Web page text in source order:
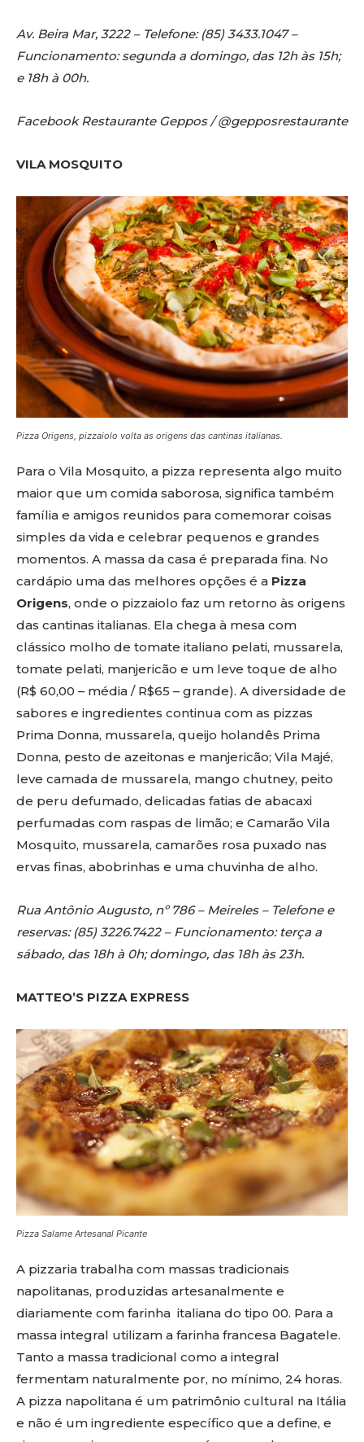
Av. Beira Mar, 3222 – Telefone: (85) 3433.1047 –
Funcionamento: segunda a domingo, das 12h às 15h;
e 18h à 00h.
Facebook Restaurante Geppos / @gepposrestaurante
VILA MOSQUITO
Pizza Origens, pizzaiolo volta as origens das cantinas italianas.
Para o Vila Mosquito, a pizza representa algo muito
maior que um comida saborosa, significa também
família e amigos reunidos para comemorar coisas
simples da vida e celebrar pequenos e grandes
momentos. A massa da casa é preparada fina. No
cardápio uma das melhores opções é a Pizza
Origens, onde o pizzaiolo faz um retorno às origens
das cantinas italianas. Ela chega à mesa com
clássico molho de tomate italiano pelati, mussarela,
tomate pelati, manjericão e um leve toque de alho
(R$ 60,00 – média / R$65 – grande). A diversidade de
sabores e ingredientes continua com as pizzas
Prima Donna, mussarela, queijo holandês Prima
Donna, pesto de azeitonas e manjericão; Vila Majé,
leve camada de mussarela, mango chutney, peito
de peru defumado, delicadas fatias de abacaxi
perfumadas com raspas de limão; e Camarão Vila
Mosquito, mussarela, camarões rosa puxado nas
ervas finas, abobrinhas e uma chuvinha de alho.
Rua Antônio Augusto, nº 786 – Meireles – Telefone e
reservas: (85) 3226.7422 – Funcionamento: terça a
sábado, das 18h à 0h; domingo, das 18h às 23h.
MATTEO’S PIZZA EXPRESS
Pizza Salame Artesanal Picante
A pizzaria trabalha com massas tradicionais
napolitanas, produzidas artesanalmente e
diariamente com farinha italiana​ do tipo 00. Para a
massa integral utilizam a farinha francesa Bagatele.​ ​
Tanto a massa tradicional como a integral
fermentam ​naturalmente ​por, no mínimo, 24 horas.
A pizza napolitana é um patrimônio cultural na Itália
e não é um ingrediente específico que a define, e